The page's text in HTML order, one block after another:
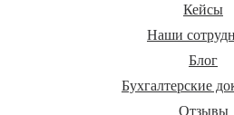
Кейсы
Наши
Блог
Бухгалтерские
Отзывы